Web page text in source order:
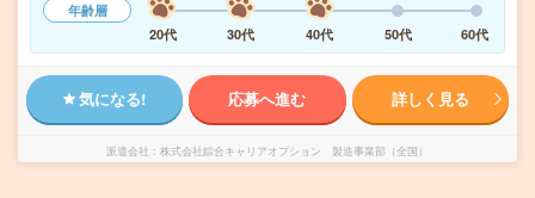
年齢層
20代
30代 40代 50代 60代
気になる! 応募へ進む 詳しく見る
派遣会社 株式会社綜合キャリアオプション 製造事業部（全国）